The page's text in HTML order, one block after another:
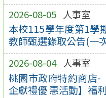
2026-08-05 人事室
本校115學年度第1學
教師甄選錄取公告(一
2026-08-04 人事室
桃園市政府特約商店
企獻禮優 惠活動】福